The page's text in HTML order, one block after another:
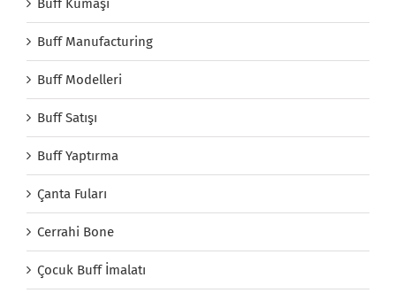
Buff Kumaşı
Buff Manufacturing
Buff Modelleri
Buff Satışı
Buff Yaptırma
Çanta Fuları
Cerrahi Bone
Çocuk Buff İmalatı